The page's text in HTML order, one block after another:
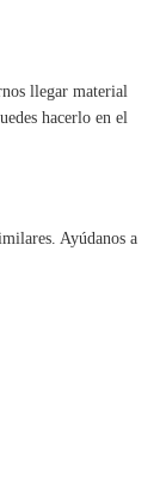
llegar material
hacerlo en el
Ayúdanos a